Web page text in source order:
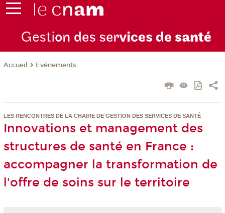
Gestion des services de santé
Accueil Evénements
LES RENCONTRES DE LA CHAIRE DE GESTION DES SERVICES DE SANTÉ
Innovations et management des
structures de santé en France :
accompagner la transformation de
l'offre de soins sur le territoire